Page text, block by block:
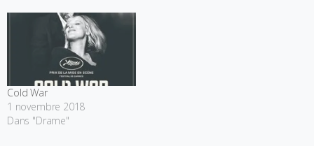
Cold War
1 novembre 2018
Dans "Drame"